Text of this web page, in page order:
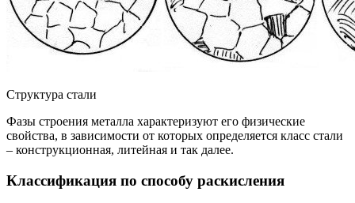
Структура стали
Фазы строения металла характеризуют его физические
свойства, в зависимости от которых определяется класс стали
– конструкционная, литейная и так далее.
Классификация по способу раскисления